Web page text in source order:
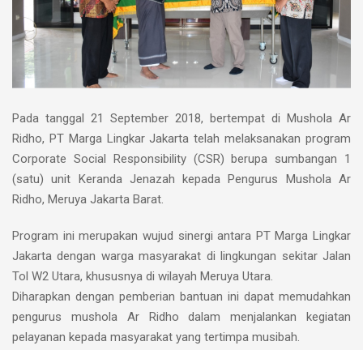
Pada tanggal 21 September 2018, bertempat di Mushola Ar
Ridho, PT Marga Lingkar Jakarta telah melaksanakan program
Corporate Social Responsibility (CSR) berupa sumbangan 1
(satu) unit Keranda Jenazah kepada Pengurus Mushola Ar
Ridho, Meruya Jakarta Barat.
Program ini merupakan wujud sinergi antara PT Marga Lingkar
Jakarta dengan warga masyarakat di lingkungan sekitar Jalan
Tol W2 Utara, khususnya di wilayah Meruya Utara.
Diharapkan dengan pemberian bantuan ini dapat memudahkan
pengurus mushola Ar Ridho dalam menjalankan kegiatan
pelayanan kepada masyarakat yang tertimpa musibah.